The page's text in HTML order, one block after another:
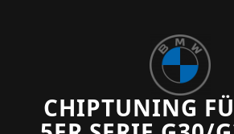
CHIPTUNING